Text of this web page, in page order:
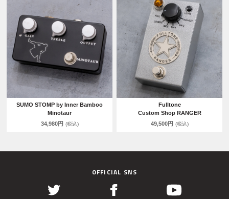
SUMO STOMP by Inner Bamboo
Minotaur
34,980円 (税込)
Fulltone
Custom Shop RANGER
49,500円 (税込)
OFFICIAL SNS